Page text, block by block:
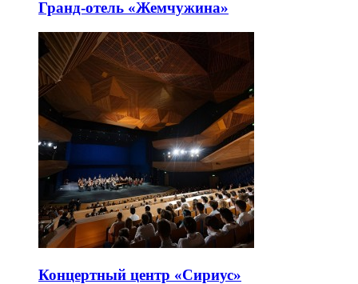
Гранд-отель «Жемчужина»
Концертный центр «Сириус»